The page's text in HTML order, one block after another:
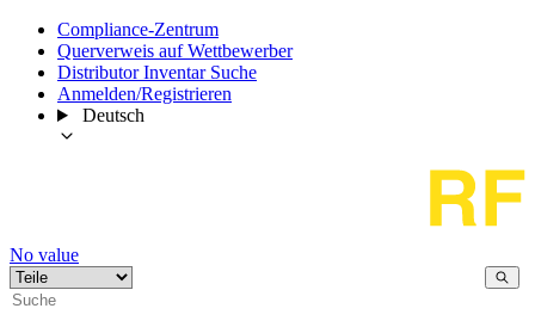
Compliance-Zentrum
Querverweis auf Wettbewerber
Distributor Inventar Suche
Anmelden/Registrieren
Deutsch
No value